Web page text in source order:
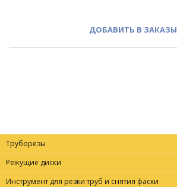
ДОБАВИТЬ В ЗАКАЗЫ
Труборезы
Режущие диски
Инструмент для резки труб и снятия фаски